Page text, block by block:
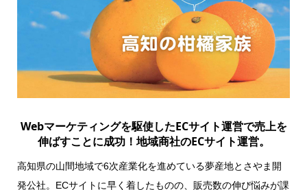
Webマーケティングを駆使したECサイト運営で売上を
伸ばすことに成功！地域商社のECサイト運営。
高知県の山間地域で6次産業化を進めている夢産地とさやま開
発公社。ECサイトに早く着したものの、販売数の伸び悩みが課